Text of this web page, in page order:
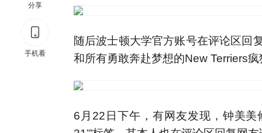
随后波士顿大学官方账号在评论区回
和所有勇敢奔赴梦想的New Terriers疯
6月22日下午，有网友发现，钟美
分享
手机看